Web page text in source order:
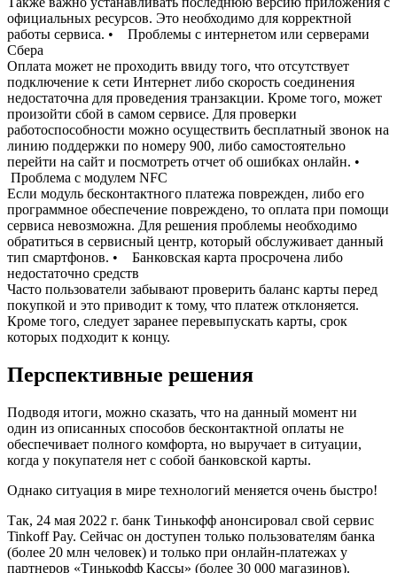
официальных ресурсов. Это необходимо для корректной
работы сервиса. • Проблемы с интернетом или серверами
Сбера
Оплата может не проходить ввиду того, что отсутствует
подключение к сети Интернет либо скорость соединения
недостаточна для проведения транзакции. Кроме того, может
произойти сбой в самом сервисе. Для проверки
работоспособности можно осуществить бесплатный звонок на
линию поддержки по номеру 900, либо самостоятельно
перейти на сайт и посмотреть отчет об ошибках онлайн. •
Проблема с модулем NFC
Если модуль бесконтактного платежа поврежден, либо его
программное обеспечение повреждено, то оплата при помощи
сервиса невозможна. Для решения проблемы необходимо
обратиться в сервисный центр, который обслуживает данный
тип смартфонов. • Банковская карта просрочена либо
недостаточно средств
Часто пользователи забывают проверить баланс карты перед
покупкой и это приводит к тому, что платеж отклоняется.
Кроме того, следует заранее перевыпускать карты, срок
которых подходит к концу.
Перспективные решения
Подводя итоги, можно сказать, что на данный момент ни
один из описанных способов бесконтактной оплаты не
обеспечивает полного комфорта, но выручает в ситуации,
когда у покупателя нет с собой банковской карты.
Однако ситуация в мире технологий меняется очень быстро!
Так, 24 мая 2022 г. банк Тинькофф анонсировал свой сервис
Tinkoff Pay. Сейчас он доступен только пользователям банка
(более 20 млн человек) и только при онлайн-платежах у
партнеров «Тинькофф Кассы» (более 30 000 магазинов).